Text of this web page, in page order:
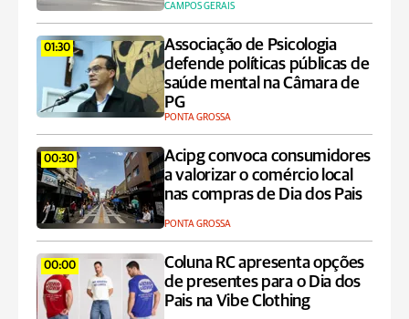
CAMPOS GERAIS
01:30
Associação de Psicologia
defende políticas públicas de
saúde mental na Câmara de
PG
PONTA GROSSA
00:30
Acipg convoca consumidores
a valorizar o comércio local
nas compras de Dia dos Pais
PONTA GROSSA
00:00
Coluna RC apresenta opções
de presentes para o Dia dos
Pais na Vibe Clothing